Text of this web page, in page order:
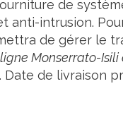
de
anti-intrusion.
de gérer le
Monserrato-Isili
de livraison